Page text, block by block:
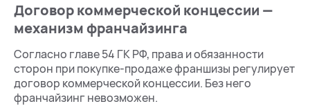
Договор коммерческой концессии —
механизм франчайзинга
Согласно главе 54 ГК РФ, права и обязанности
сторон при покупке-продаже франшизы регулирует
договор коммерческой концессии. Без него
франчайзинг невозможен.